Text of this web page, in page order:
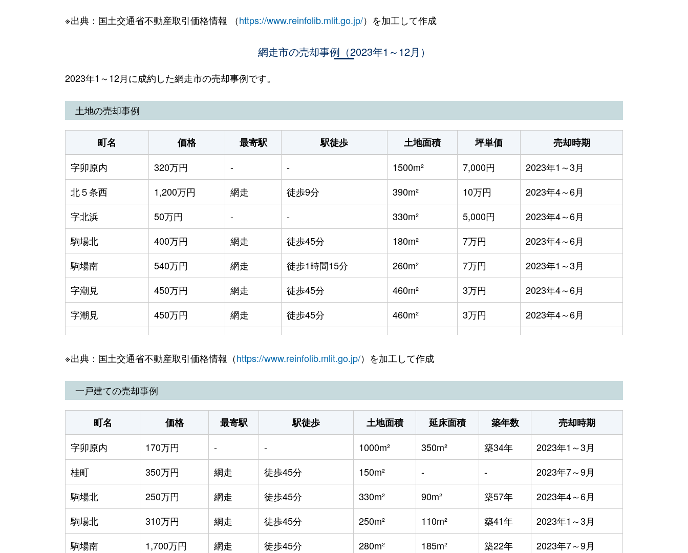
※出典：国土交通省不動産取引価格情報 （https://www.reinfolib.mlit.go.jp/）を加工して作成
網走市の売却事例（2023年1～12月）
2023年1～12月に成約した網走市の売却事例です。
土地の売却事例
町名 価格 最寄駅 駅徒歩 土地面積 坪単価
売却時期
字卯原内
320万円 - - 1500m² 7,000円
2023年1～3月
北５条西
1,200万円 網走 徒歩9分 390m² 10万円
2023年4～6月
字北浜
50万円 - - 330m² 5,000円
2023年4～6月
駒場北
400万円 網走 徒歩45分 180m² 7万円
2023年4～6月
駒場南
540万円 網走 徒歩1時間15分 260m² 7万円
2023年1～3月
字潮見
450万円 網走 徒歩45分 460m² 3万円
2023年4～6月
字潮見
450万円 網走 徒歩45分 460m² 3万円
2023年4～6月
潮見
550万円 網走 徒歩45分 290m²
潮見
550万円
潮見
750万円 網走 徒歩45分 660m² 3万円
2023年1～3月
つくしケ丘
600万円 網走 徒歩45分 210m² 9万円
2023年7～9月
鱒浦
250万円 網走 徒歩1時間15分 490m² 1万円
2023年7～9月
緑町
230万円 網走 徒歩8分 250m² 3万円
2023年4～6月
字呼人
1,800万円 網走 徒歩1時間45分 2000m² 1万円
2023年7～9月
字呼人
380万円 - - 630m² 2万円 2023年4～6月
※出典：国土交通省不動産取引価格情報（https://www.reinfolib.mlit.go.jp/）を加工して作成
一戸建ての売却事例
町名 価格 最寄駅 駅徒歩 土地面積 延床面積 築年数
売却時期
字卯原内
170万円 - - 1000m² 350m² 築34年
2023年1～3月
桂町
350万円 網走 徒歩45分 150m² - -
2023年7～9月
駒場北
250万円 網走 徒歩45分 330m² 90m² 築57年
2023年4～6月
駒場北
310万円 網走 徒歩45分 250m² 110m² 築41年
2023年1～3月
駒場南
1,700万円 網走 徒歩45分 280m² 185m² 築22年 2023年7～9月